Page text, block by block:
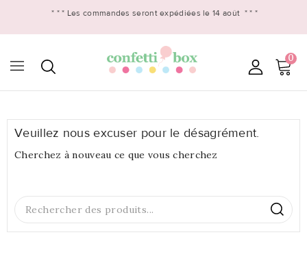
* * * Les commandes seront expédiées le 14 août * * *
0
Veuillez nous excuser pour le désagrément.
Cherchez à nouveau ce que vous cherchez